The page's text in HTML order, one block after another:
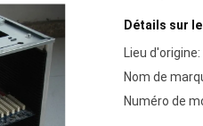
Détails sur
Lieu d'origine:
Nom de
Numéro de